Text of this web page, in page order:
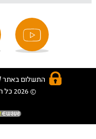
התשלום באתר WOW מאובטח בטכנולוגית SSL
© 2026 כל הזכויות שמורות